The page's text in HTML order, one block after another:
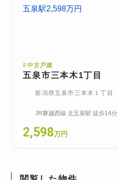
#中古戸建
五泉市三本木1丁目
新潟県五泉市三本木１丁目
JR磐越西線北五泉駅 徒歩14分
2,598万円